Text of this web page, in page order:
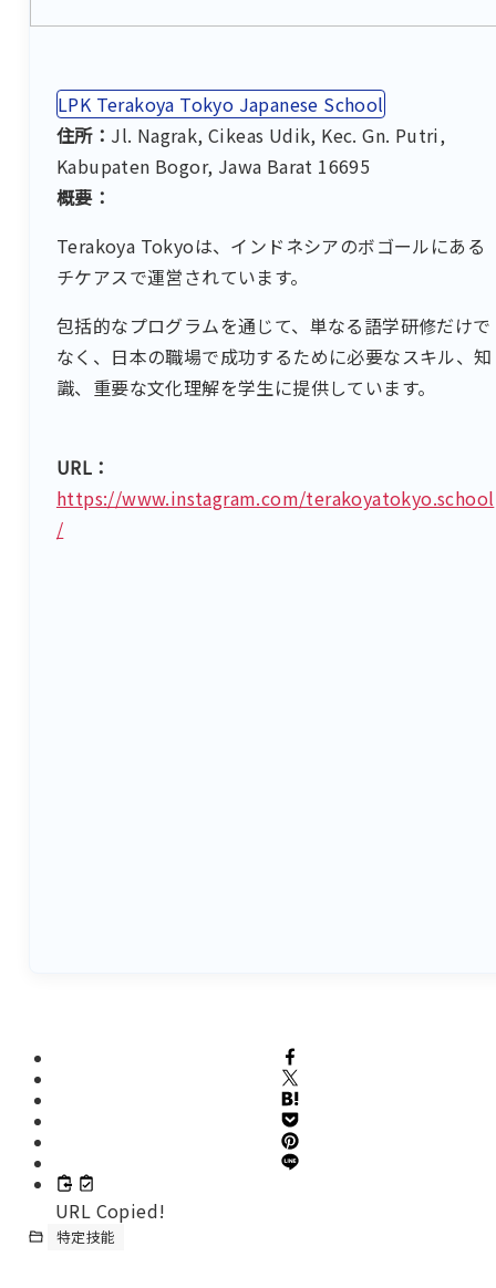
LPK Terakoya Tokyo Japanese School
住所： Jl. Nagrak, Cikeas Udik, Kec. Gn. Putri,
Kabupaten Bogor, Jawa Barat 16695
概要：
Terakoya Tokyoは、インドネシアのボゴールにある
チケアスで運営されています。
包括的なプログラムを通じて、単なる語学研修だけで
なく、日本の職場で成功するために必要なスキル、知
識、重要な文化理解を学生に提供しています。
URL：
https://www.instagram.com/terakoyatokyo.school
/
URL Copied!
特定技能